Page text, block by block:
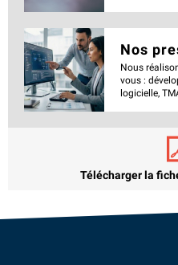
Nos
Nous
vous :
logicielle,
Télécharger la